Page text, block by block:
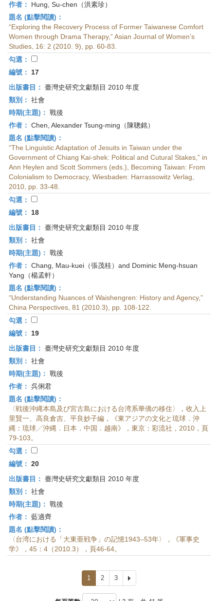
作者：
Hung, Su-chen（洪素珍）
題名 (點擊閱讀)：
“Exploring the Recovery Process of Former Taiwanese Comfort
Women through Drama Therapy,” Asian Journal of Women’s
Studies, 16: 2 (2010. 9), pp. 60-83.
勾選：
編號：
17
出版書目： 臺灣史研究文獻類目 2010 年度
類別： 社會
時期(主題)： 戰後
作者： Chen, Alexander Tsung-ming（陳聰銘）
題名 (點擊閱讀)：
“The Linguistic Adaptation of Jesuits in Taiwan under the
Government of Chiang Kai-shek: Political and Cutural Stakes,” in
Ann Heylen and Scott Sommers (eds.), Becoming Taiwan: From
Colonialism to Democracy, Wiesbaden: Harrassowitz Verlag,
2010, pp. 33-48.
勾選：
編號：
18
出版書目： 臺灣史研究文獻類目 2010 年度
類別： 社會
時期(主題)： 戰後
作者： Chang, Mau-kuei（張茂桂）and Dominic Meng-hsuan
Yang（楊孟軒）
題名 (點擊閱讀)：
“Understanding Nuances of Waishengren: History and Agency,”
China Perspectives, 81 (2010.3), pp. 108-122.
勾選：
編號：
19
出版書目： 臺灣史研究文獻類目 2010 年度
類別： 社會
時期(主題)： 戰後
作者： 呉俐君
題名 (點擊閱讀)：
〈戦後沖縄本島及び宮古島における台湾系華僑の移住〉，收入上
里賢一、高良倉吉、平良妙子編，《東アジアの文化と琉球．沖
縄：琉球╱沖縄．日本．中国．越南》，東京：彩流社，2010，頁
79-103。
勾選：
編號： 20
出版書目： 臺灣史研究文獻類目 2010 年度
類別： 社會
時期(主題)： 戰後
作者： 藍適齊
題名 (點擊閱讀)：
〈台湾における「大東亜戦争」の記憶1943–53年〉，《軍事史
学》，45：4（2010.3），頁46-64。
1 2 3
一